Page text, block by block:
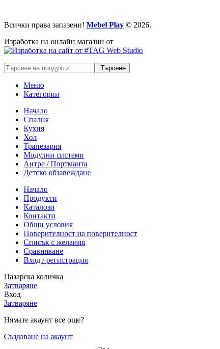
Всички права запазени! Mebel Play © 2026.
Изработка на онлайн магазин от
Търсене
Меню
Категории
Начало
Спалня
Кухня
Хол
Трапезария
Модулни системи
Антре / Портманта
Детско обзавеждане
Начало
Продукти
Каталози
Контакти
Общи условия
Поверителност на поверителност
Списък с желания
Сравняване
Вход / регистрация
Пазарска количка
Затваряне
Вход
Затваряне
Нямате акаунт все още?
Създаване на акаунт